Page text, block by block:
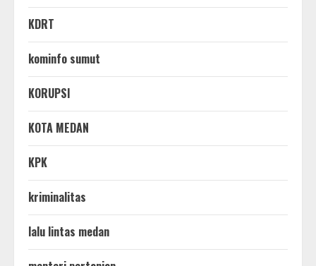
KDRT
kominfo sumut
KORUPSI
KOTA MEDAN
KPK
kriminalitas
lalu lintas medan